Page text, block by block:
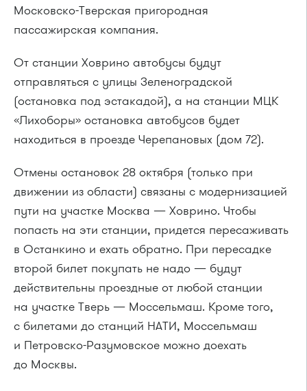
Московско-Тверская пригородная
пассажирская компания.
От станции Ховрино автобусы будут
отправляться с улицы Зеленоградской
(остановка под эстакадой), а на станции МЦК
«Лихоборы» остановка автобусов будет
находиться в проезде Черепановых (дом 72).
Отмены остановок 28 октября (только при
движении из области) связаны с модернизацией
пути на участке Москва — Ховрино. Чтобы
попасть на эти станции, придется пересаживать
в Останкино и ехать обратно. При пересадке
второй билет покупать не надо — будут
действительны проездные от любой станции
на участке Тверь — Моссельмаш. Кроме того,
с билетами до станций НАТИ, Моссельмаш
и Петровско-Разумовское можно доехать
до Москвы.